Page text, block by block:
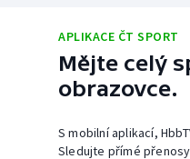
APLIKACE ČT SPORT
Mějte celý
obrazovce.
S mobilní aplikací,
Sledujte přímé